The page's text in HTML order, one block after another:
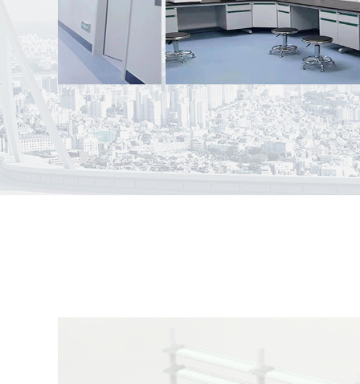
案例名称：盘州市柏果镇卫生院PCR实验室